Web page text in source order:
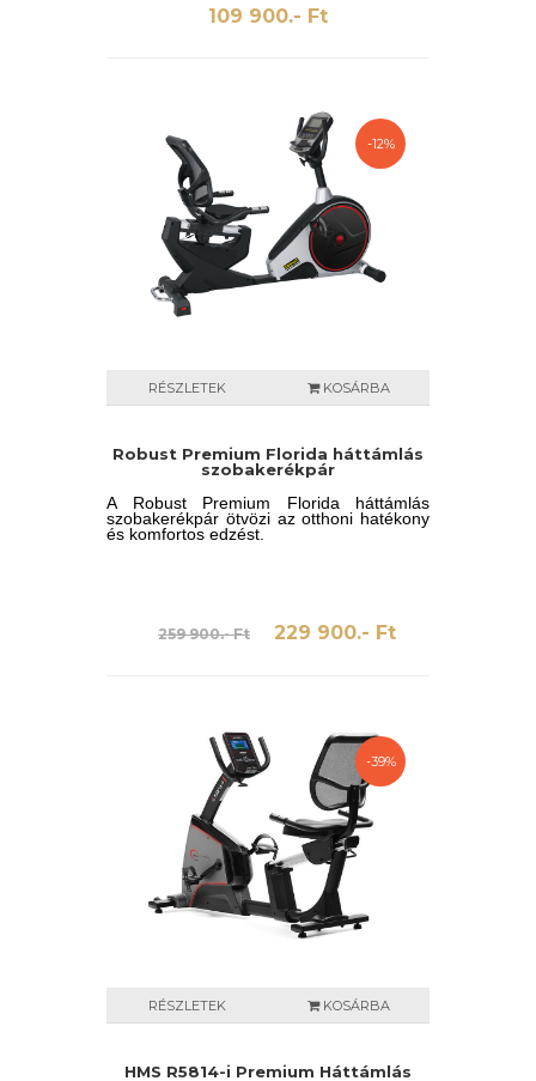
LCD kijelzőn minden fontos információt
nyomon követhet, beleértve a pulzust is.
109 900.- Ft
-12%
RÉSZLETEK KOSÁRBA
Robust Premium Florida háttámlás
szobakerékpár
A Robust Premium Florida háttámlás
szobakerékpár ötvözi az otthoni hatékony
és komfortos edzést.
259 900.- Ft 229 900.- Ft
-39%
RÉSZLETEK KOSÁRBA
HMS R5814-i Premium Háttámlás